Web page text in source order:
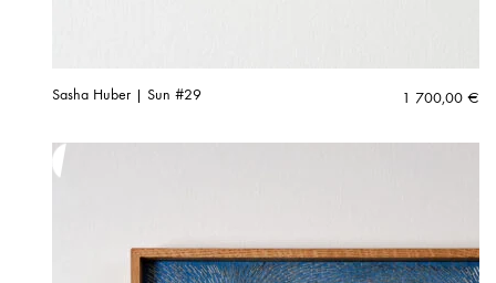
Sasha Huber | Sun #29 1 700,00 €